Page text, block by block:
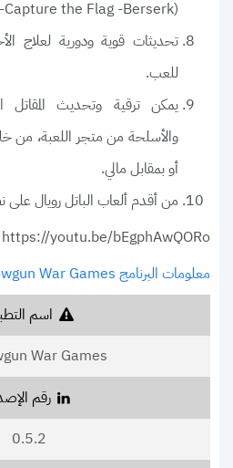
(Team Deathmatch-Capture the Flag -Berserk).
تحديثات قوية ودورية لعلاج
للعب.
يمكن ترقية وتحديث
والأسلحة من متجر اللعبة، من
أو بمقابل مالي.
من أقدم ألعاب الباتل رويال على
https://youtu.be/bEgphAwQORo
معلومات البرنامج Shadowgun War Games
اسم
War Games
رقم
0.5.2